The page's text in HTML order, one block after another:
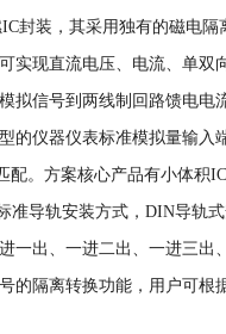
IC封装，其采用独有的磁电
实现直流电压、电流、单双
拟信号到两线制回路馈电电
的仪器仪表标准模拟量输入
配。方案核心产品有小体积
准导轨安装方式，DIN导轨
一出、一进二出、一进三出
的隔离转换功能，用户可根